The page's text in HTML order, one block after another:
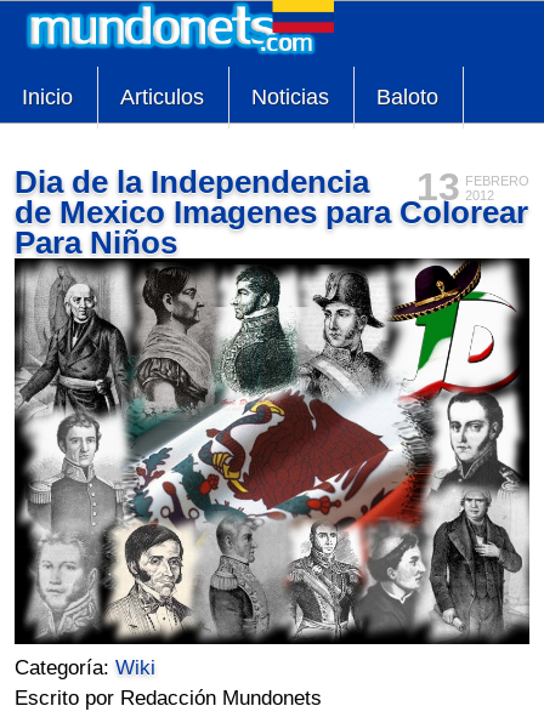
Inicio Articulos Noticias Baloto
13 FEBRERO
2012
Dia de la Independencia
de Mexico Imagenes para Colorear
Para Niños
Categoría:Wiki
Escrito por Redacción Mundonets